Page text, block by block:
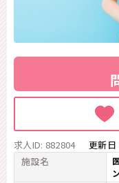
求人ID: 882804 更新日
施設名